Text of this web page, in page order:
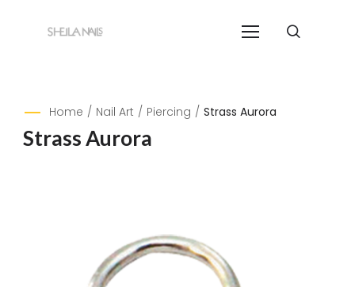
Home / Nail Art / Piercing / Strass Aurora
Strass Aurora